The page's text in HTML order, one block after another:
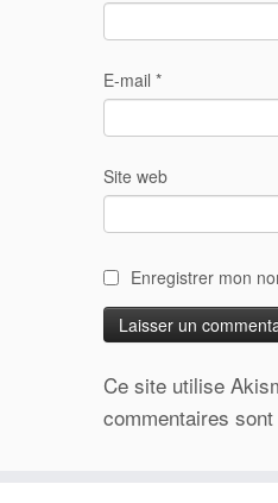
E-mail *
Site web
Enregistrer mon
Ce site utilise
commentaires